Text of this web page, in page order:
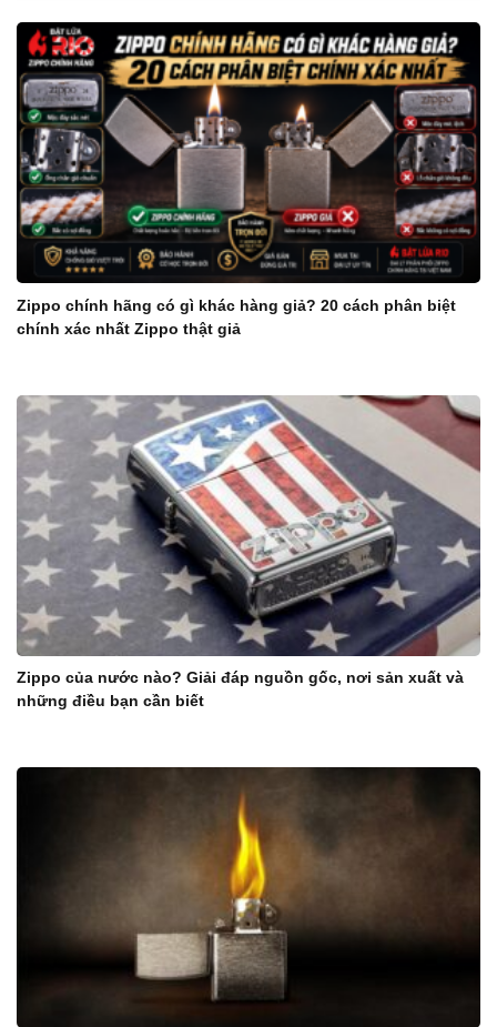
Zippo chính hãng có gì khác hàng giả? 20 cách phân biệt
chính xác nhất Zippo thật giả
Zippo của nước nào? Giải đáp nguồn gốc, nơi sản xuất và
những điều bạn cần biết